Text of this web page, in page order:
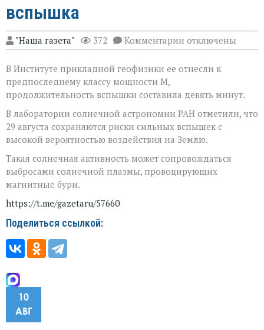
вспышка
"Наша газета" 372 Комментарии к
записи
Солнце
вспышка
отключены
В Институте прикладной геофизики ее отнесли к
предпоследнему классу мощности М,
продолжительность вспышки составила девять минут.
В лаборатории солнечной астрономии РАН отметили, что
29 августа сохраняются риски сильных вспышек с
высокой вероятностью воздействия на Землю.
Такая солнечная активность может сопровождаться
выбросами солнечной плазмы, провоцирующих
магнитные бури.
https://t.me/gazetaru/57660
Поделиться ссылкой:
10
АВГ